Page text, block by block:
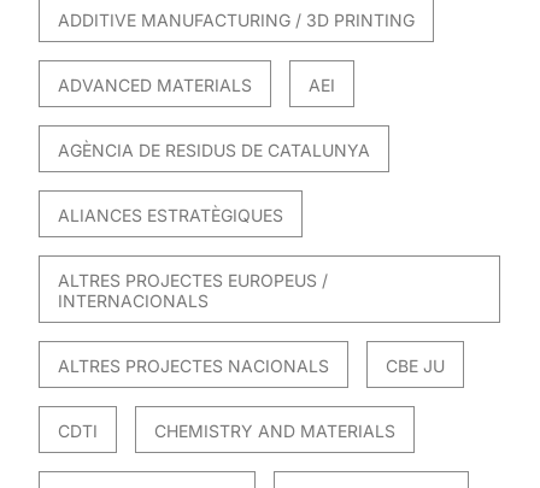
ADDITIVE MANUFACTURING / 3D PRINTING
ADVANCED MATERIALS AEI
AGÈNCIA DE RESIDUS DE CATALUNYA
ALIANCES ESTRATÈGIQUES
ALTRES PROJECTES EUROPEUS /
INTERNACIONALS
ALTRES PROJECTES NACIONALS CBE JU
CDTI CHEMISTRY AND MATERIALS